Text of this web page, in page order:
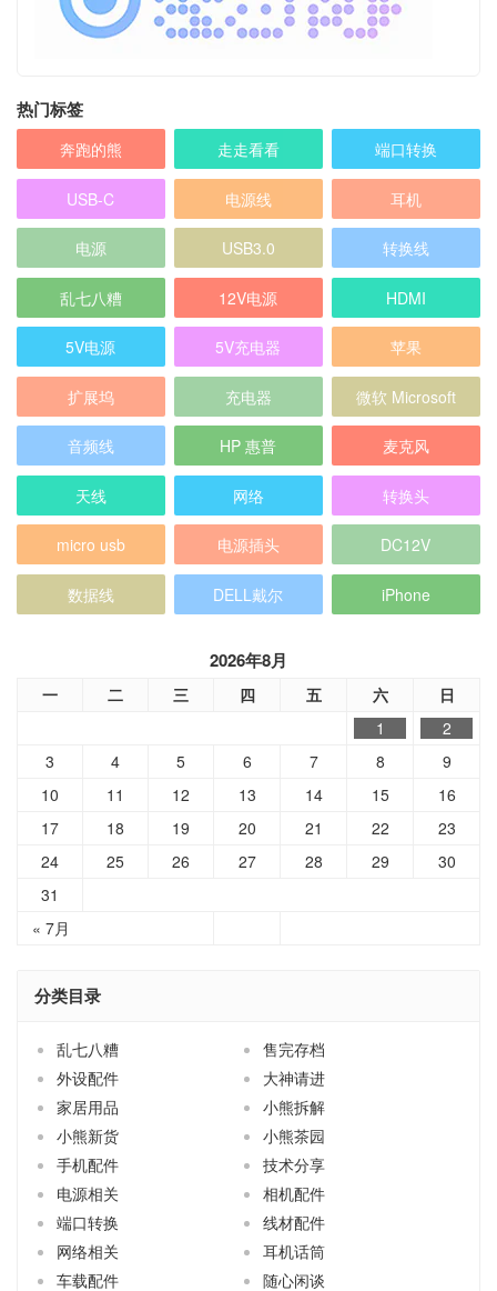
热门标签
奔跑的熊 走走看看 端口转换
USB-C 电源线 耳机
电源 USB3.0 转换线
乱七八糟 12V电源 HDMI
5V电源 5V充电器 苹果
扩展坞 充电器 微软 Microsoft
音频线 HP 惠普 麦克风
天线 网络 转换头
micro usb 电源插头 DC12V
数据线 DELL戴尔 iPhone
2026年8月
一 二 三 四 五 六 日
« 7月
1
2
3
4 5 6 7 8
9
10
11 12 13 14 15
16
17
18 19 20 21 22
23
24
25 26 27 28 29
30
31
分类目录
乱七八糟
售完存档
外设配件
大神请进
家居用品
小熊拆解
小熊新货
小熊茶园
手机配件
技术分享
电源相关
相机配件
端口转换
线材配件
网络相关
耳机话筒
车载配件
随心闲谈